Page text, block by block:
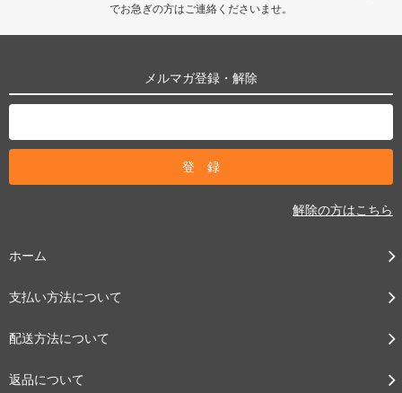
でお急ぎの方はご連絡くださいませ。
メルマガ登録・解除
解除の方はこちら
ホーム
支払い方法について
配送方法について
返品について